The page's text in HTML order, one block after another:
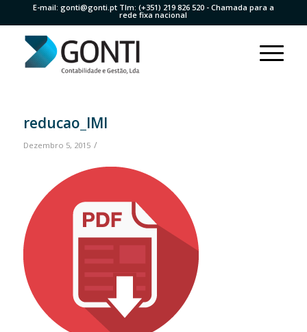
E-mail: gonti@gonti.ptTlm: (+351) 219 826 520- Chamada para a
rede fixa nacional
reducao_IMI
Dezembro 5, 2015 /